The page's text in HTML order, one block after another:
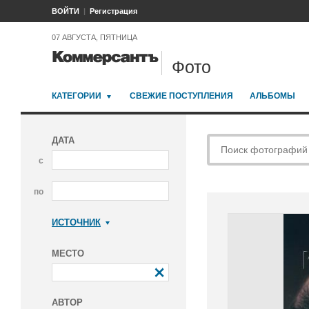
ВОЙТИ Регистрация
07 АВГУСТА, ПЯТНИЦА
Фото
КАТЕГОРИИ СВЕЖИЕ ПОСТУПЛЕНИЯ АЛЬБОМЫ
ДАТА
с
по
ИСТОЧНИК
МЕСТО
АВТОР